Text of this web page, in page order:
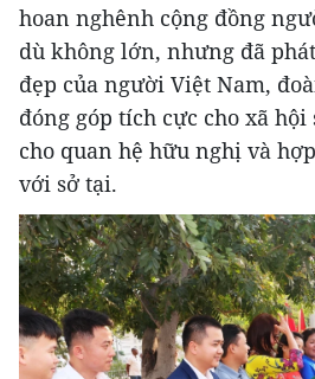
hoan nghênh cộng đồng
dù không lớn, nhưng đã
đẹp của người Việt Nam,
đóng góp tích cực cho xã
cho quan hệ hữu nghị và
với sở tại.